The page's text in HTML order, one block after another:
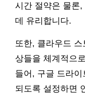
시간 절약은 물론
데 유리합니다.
또한, 클라우드
상들을 체계적으
들어, 구글 드라
되도록 설정하면